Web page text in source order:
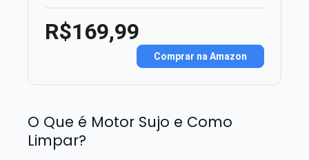
R$169,99
Comprar na Amazon
O Que é Motor Sujo e Como
Limpar?